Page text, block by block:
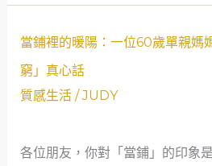
全
一
個
親
當鋪裡的暖陽：一位60歲單親媽
窮」真心話
質感生活/JUDY
各位朋友，你對「當鋪」的印象
當
的
陽：